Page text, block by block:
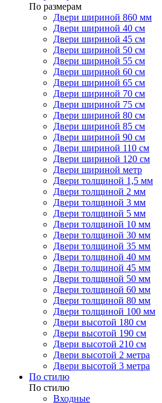
По размерам
Двери шириной 860 мм
Двери шириной 40 см
Двери шириной 45 см
Двери шириной 50 см
Двери шириной 55 см
Двери шириной 60 см
Двери шириной 65 см
Двери шириной 70 см
Двери шириной 75 см
Двери шириной 80 см
Двери шириной 85 см
Двери шириной 90 см
Двери шириной 110 см
Двери шириной 120 см
Двери шириной метр
Двери толщиной 1,5 мм
Двери толщиной 2 мм
Двери толщиной 3 мм
Двери толщиной 5 мм
Двери толщиной 10 мм
Двери толщиной 30 мм
Двери толщиной 35 мм
Двери толщиной 40 мм
Двери толщиной 45 мм
Двери толщиной 50 мм
Двери толщиной 60 мм
Двери толщиной 80 мм
Двери толщиной 100 мм
Двери высотой 180 см
Двери высотой 190 см
Двери высотой 210 см
Двери высотой 2 метра
Двери высотой 3 метра
По стилю
По стилю
Входные